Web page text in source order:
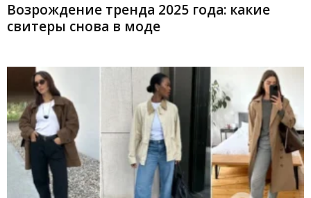
Возрождение тренда 2025 года: какие
свитеры снова в моде